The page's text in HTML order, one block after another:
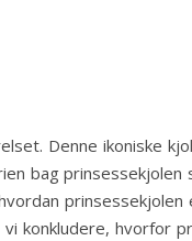
Denne ikoniske
bag
konkludere, hvorfor